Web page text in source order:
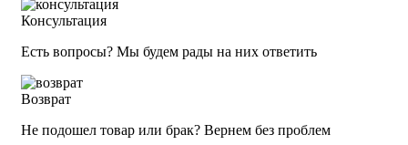
Консультация
Есть вопросы? Мы будем рады на них ответить
Возврат
Не подошел товар или брак? Вернем без проблем